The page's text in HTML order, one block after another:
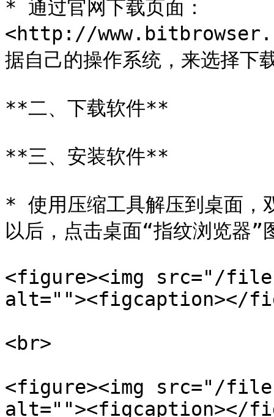
* 通过官网下载页面：
<http://
据自己的操作系统，来选择下
**二、下载软件**
**三、安装软件**
* 使用压缩工具解压到桌面，
以后，点击桌面“指纹浏览器
<figure><img src="/
alt=""><figcaption></
<br>
<figure><img src="/files/
alt=""><figcaption></